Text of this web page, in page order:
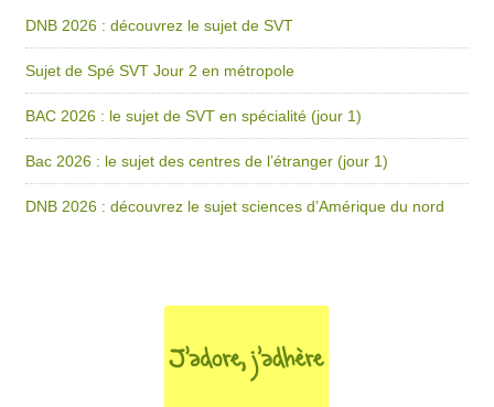
DNB 2026 : découvrez le sujet de SVT
Sujet de Spé SVT Jour 2 en métropole
BAC 2026 : le sujet de SVT en spécialité (jour 1)
Bac 2026 : le sujet des centres de l’étranger (jour 1)
DNB 2026 : découvrez le sujet sciences d’Amérique du nord